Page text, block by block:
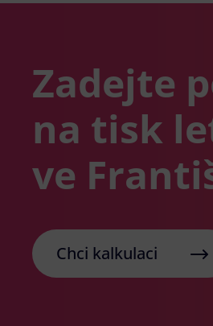
Zadejte
na tisk
ve
Chci kalkulaci